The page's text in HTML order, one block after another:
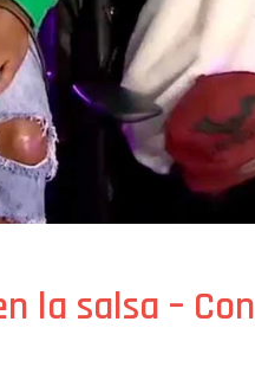
la salsa – Con